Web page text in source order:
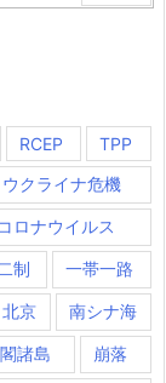
RCEP
TPP
ウクライナ危機
コロナウイルス
制 一帯一路
北京 南シナ海
諸島 崩落